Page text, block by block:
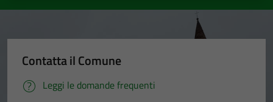
Contatta il Comune
Leggi le domande frequenti